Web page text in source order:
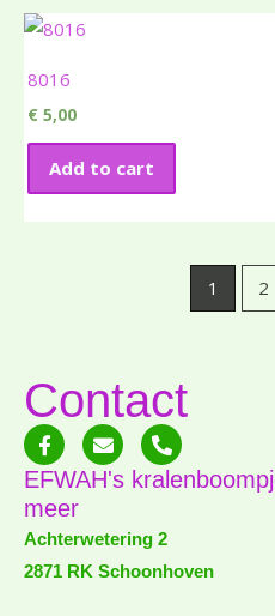
8016
€ 5,00
Add to cart
1 2
Contact
F
a
c
e
b
o
k
E
n
v
e
o
e
P
h
o
n
-
l
EFWAH's
meer
Achterwetering 2
2871 RK Schoonhoven